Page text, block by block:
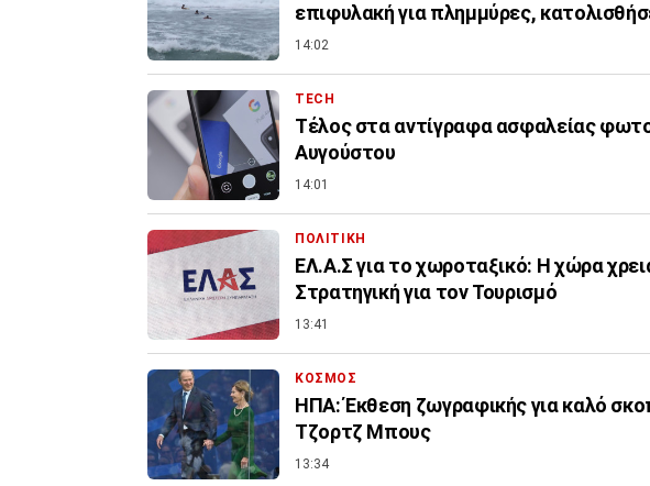
επιφυλακή για πλημμύρες,
14:02
TECH
Τέλος στα αντίγραφα ασφαλείας
Αυγούστου
14:01
ΠΟΛΙΤΙΚΗ
ΕΛ.Α.Σ για το χωροταξικό: Η χώρα
Στρατηγική για τον Τουρισμό
13:41
ΚΟΣΜΟΣ
ΗΠΑ: Έκθεση ζωγραφικής για καλό
Τζορτζ Μπους
13:34